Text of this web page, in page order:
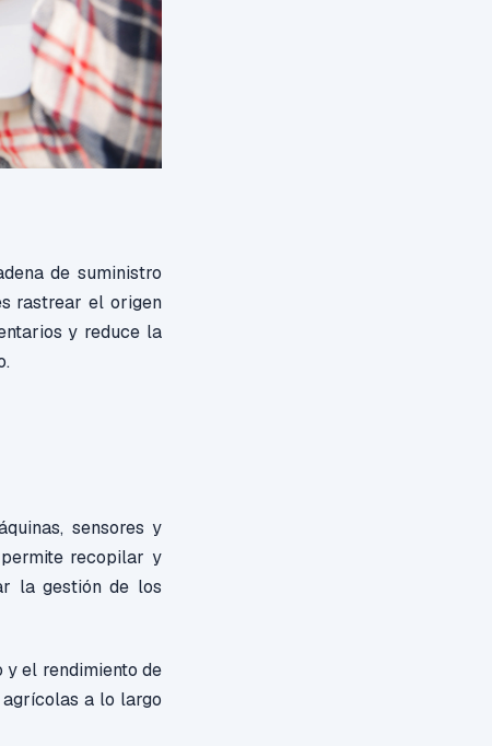
de suministro
rastrear el origen
y reduce la
sensores y
recopilar y
la gestión de los
el rendimiento de
a lo largo